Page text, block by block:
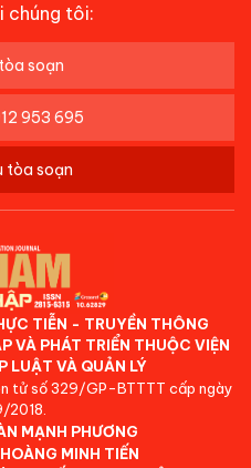
chúng tôi:
soạn
953 695
tòa soạn
TIỄN - TRUYỀN THÔNG
VÀ PHÁT TRIỂN THUỘC VIỆN
LUẬT VÀ QUẢN LÝ
tử số 329/GP-BTTTT cấp ngày
2018.
MẠNH PHƯƠNG
HOÀNG MINH TIẾN